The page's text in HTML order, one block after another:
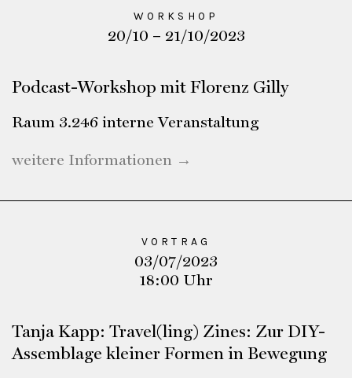
WORKSHOP
20/10 – 21/10/2023
Podcast-Workshop mit Florenz Gilly
Raum 3.246 interne Veranstaltung
weitere Informationen →
VORTRAG
03/07/2023
18:00 Uhr
Tanja Kapp: Travel(ling) Zines: Zur DIY-
Assemblage kleiner Formen in Bewegung